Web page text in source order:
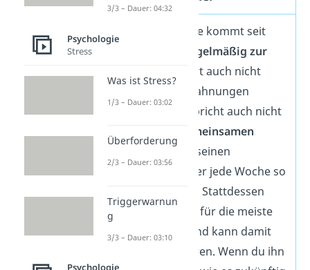
Dein Arbeitskollege kommt seit
unregelmäßig zur
und reagiert auch nicht
mehr auf die Abmahnungen
deines Chefs. Er spricht auch nicht
gemeinsamen
Spieleabendemit seinen
Freunden, auf die er jede Woche so
hingefiebert hatte. Stattdessen
spielt er
für die meiste
Zeit
Videospiele
und kann damit
nur schwer aufhören. Wenn du ihn
3/3 – Dauer: 04:32
Psychologie
Stress
Was ist Stress?
1/3 – Dauer: 03:02
Überforderung
2/3 – Dauer: 03:56
Triggerwarnun
g
3/3 – Dauer: 03:10
Psychologie